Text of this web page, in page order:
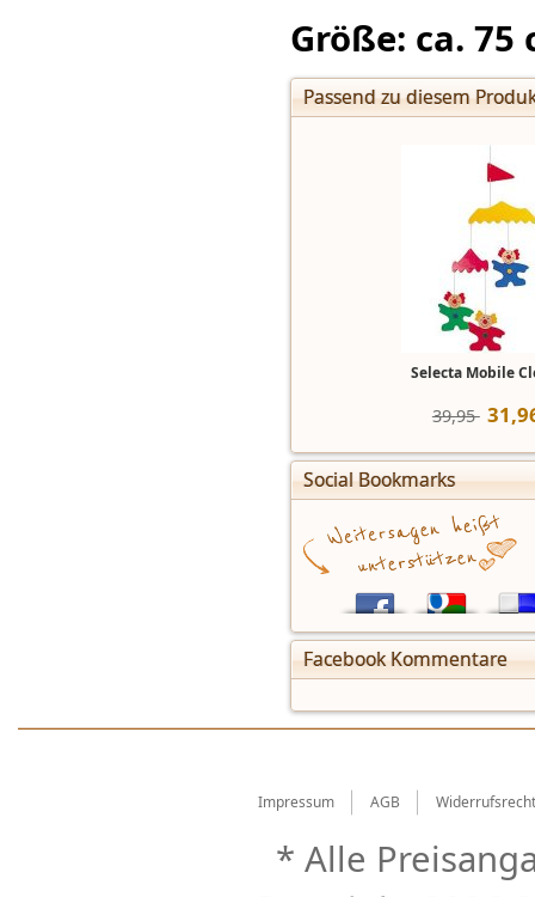
Größe: ca. 75
Passend zu diesem
Selecta Mobile
39,95  31,
Social Bookmarks
Facebook Kommentare
Impressum AGB Widerrufsrecht
* Alle